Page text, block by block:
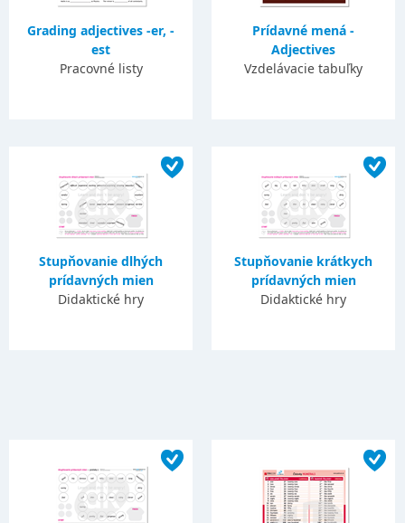
Grading adjectives -er, -
est
Pracovné listy
Prídavné mená -
Adjectives
Vzdelávacie tabuľky
Stupňovanie dlhých
prídavných mien
Didaktické hry
Stupňovanie krátkych
prídavných mien
Didaktické hry